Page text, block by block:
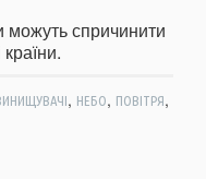
спричинити
, НЕБО, ПОВІТРЯ,